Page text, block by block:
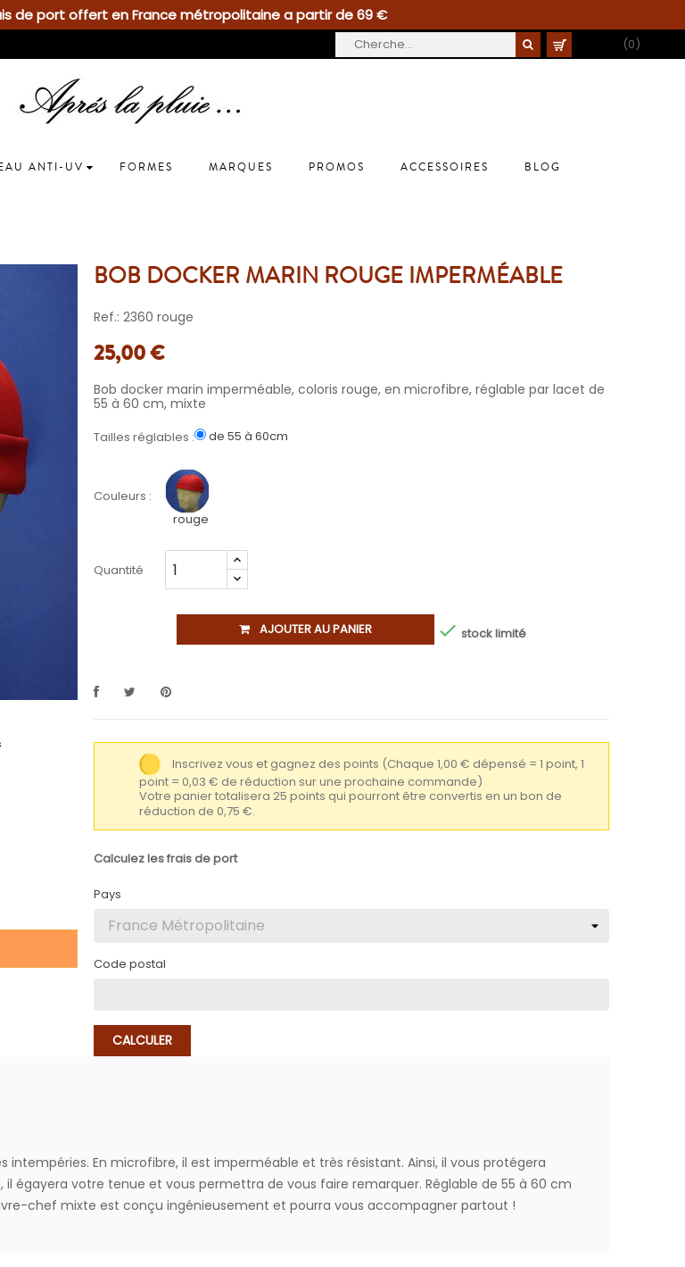
de port offert en France métropolitaine a partir de 69 €
(0)
ANTI-UV FORMES MARQUES PROMOS ACCESSOIRES BLOG
BOB DOCKER MARIN ROUGE IMPERMÉABLE
Ref.: 2360 rouge
25,00 €
Bob docker marin imperméable, coloris rouge, en microfibre, réglable par lacet de
55 à 60 cm, mixte
Tailles réglables : de 55 à 60cm
Couleurs :
rouge
Quantité
AJOUTER AU PANIER  stock limité
Inscrivez vous et gagnez des points (Chaque 1,00 € dépensé = 1 point, 1
point = 0,03 € de réduction sur une prochaine commande)
Votre panier totalisera 25 points qui pourront être convertis en un bon de
réduction de 0,75 €.
Calculez les frais de port
Pays
Code postal
CALCULER
En microfibre, il est imperméable et très résistant. Ainsi, il vous protégera
votre tenue et vous permettra de vous faire remarquer. Réglable de 55 à 60 cm
chef mixte est conçu ingénieusement et pourra vous accompagner partout !